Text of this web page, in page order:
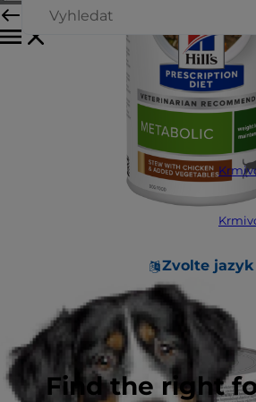
Zvolte jazyk
Find the right